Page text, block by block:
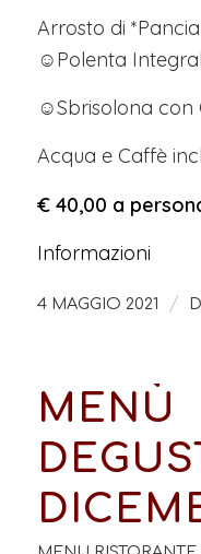
Arrosto di
☺Polenta
☺Sbrisolona con
Acqua e Caffè
€ 40,00 a
Informazioni
4 MAGGIO 2021 /
MENÙ